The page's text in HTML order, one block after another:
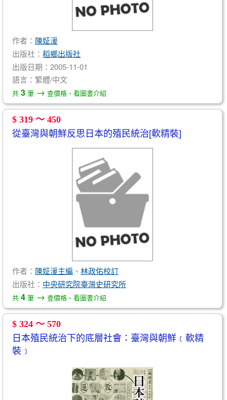
作者： 陳姃湲
出版社： 稻鄉出版社
出版日期：2005-11-01
語言：繁體/中文
共 3 筆 → 查價格、看圖書介紹
$ 319 ～ 450
從臺灣與朝鮮反思日本的殖民統治[軟精裝]
作者： 陳姃湲主編 、 林政佑校訂
出版社： 中央研究院臺灣史研究所
共 4 筆 → 查價格、看圖書介紹
$ 324 ～ 570
日本殖民統治下的底層社會：臺灣與朝鮮﹝軟精
裝﹞